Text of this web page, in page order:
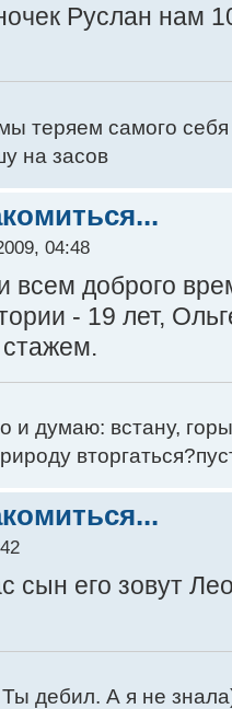
Руслан нам
теряем самого
на засов
04:48
всем доброго
- 19 лет,
и думаю: встану,
сын его зовут
дебил. А я не